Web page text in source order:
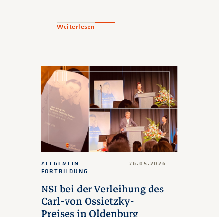
Weiterlesen
NSI bei der Verleihung des
Carl-von Ossietzky-
Preises in Oldenburg
ALLGEMEIN
FORTBILDUNG
26.05.2026